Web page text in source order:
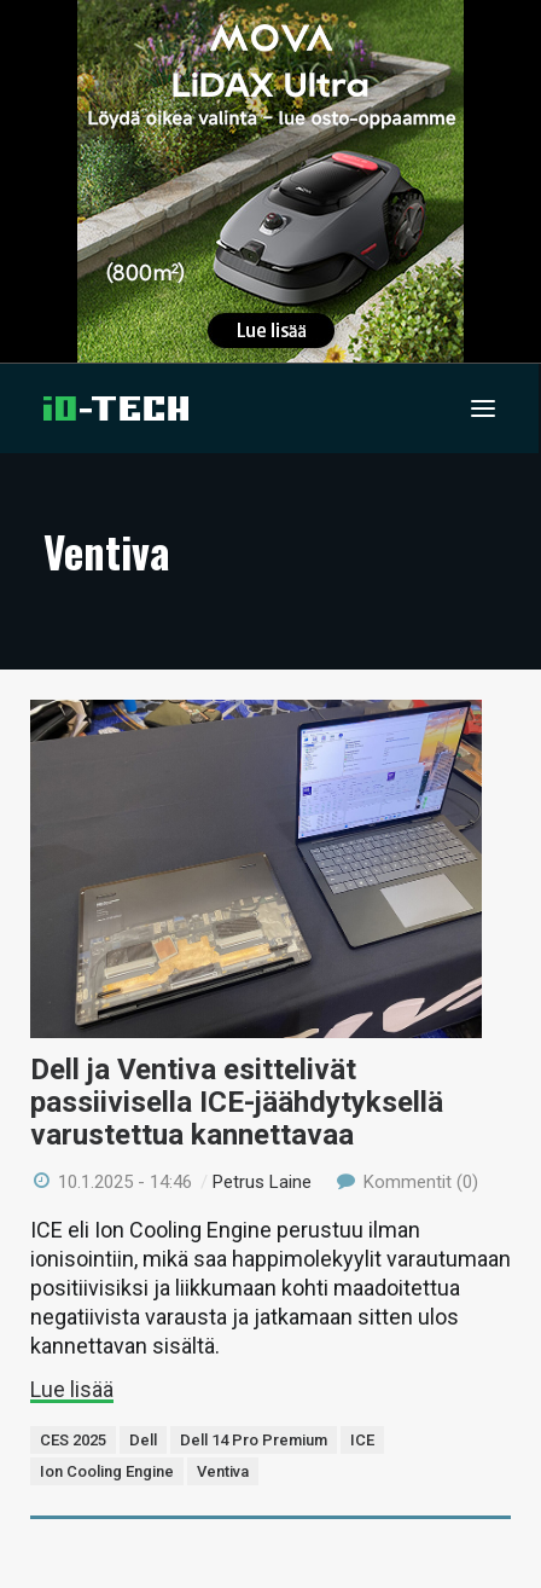
ARTIKKELIT
TECHBBS
TIETOA
VAIHDA TEEMA
HAKU
Ventiva
Dell ja Ventiva esittelivät
passiivisella ICE-jäähdytyksellä
varustettua kannettavaa
10.1.2025 - 14:46 / Petrus Laine Kommentit (0)
ICE eli Ion Cooling Engine perustuu ilman
ionisointiin, mikä saa happimolekyylit varautumaan
positiivisiksi ja liikkumaan kohti maadoitettua
negatiivista varausta ja jatkamaan sitten ulos
kannettavan sisältä.
Lue lisää
CES 2025 Dell Dell 14 Pro Premium
ICE
Ion Cooling Engine
Ventiva